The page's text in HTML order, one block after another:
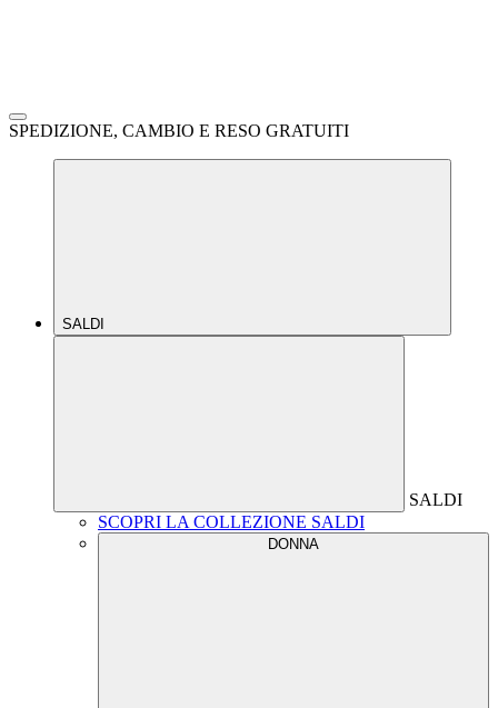
SPEDIZIONE, CAMBIO E RESO GRATUITI
SALDI
SALDI
SCOPRI LA COLLEZIONE SALDI
DONNA